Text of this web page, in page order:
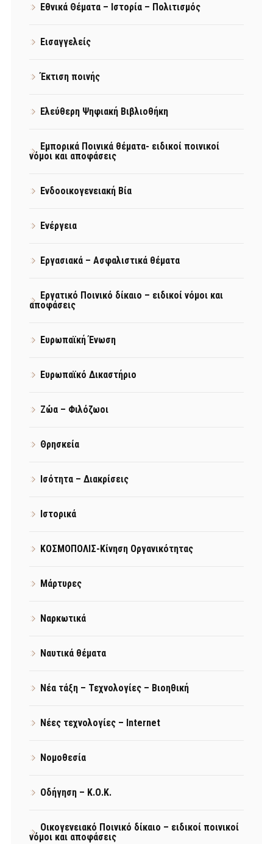
Εθνικά Θέματα – Ιστορία – Πολιτισμός
Εισαγγελείς
Έκτιση ποινής
Ελεύθερη Ψηφιακή Βιβλιοθήκη
Εμπορικά Ποινικά θέματα- ειδικοί ποινικοί
νόμοι και αποφάσεις
Ενδοοικογενειακή Βία
Ενέργεια
Εργασιακά – Ασφαλιστικά θέματα
Εργατικό Ποινικό δίκαιο – ειδικοί νόμοι και
αποφάσεις
Ευρωπαϊκή Ένωση
Ευρωπαϊκό Δικαστήριο
Ζώα – Φιλόζωοι
Θρησκεία
Ισότητα – Διακρίσεις
Ιστορικά
ΚΟΣΜΟΠΟΛΙΣ-Κίνηση Οργανικότητας
Μάρτυρες
Ναρκωτικά
Ναυτικά θέματα
Νέα τάξη – Τεχνολογίες – Βιοηθική
Νέες τεχνολογίες – Internet
Νομοθεσία
Οδήγηση – Κ.Ο.Κ.
Οικογενειακό Ποινικό δίκαιο – ειδικοί ποινικοί
νόμοι και αποφάσεις